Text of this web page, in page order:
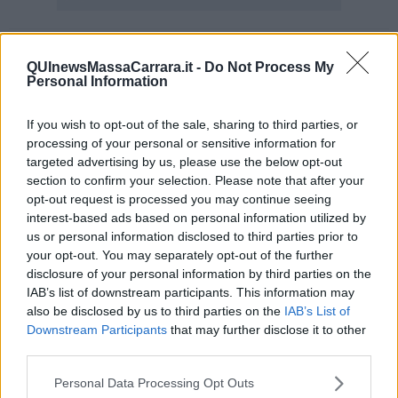
QUInewsMassaCarrara.it - Do Not Process My
Personal Information
If you wish to opt-out of the sale, sharing to third parties, or
processing of your personal or sensitive information for
targeted advertising by us, please use the below opt-out
section to confirm your selection. Please note that after your
opt-out request is processed you may continue seeing
interest-based ads based on personal information utilized by
us or personal information disclosed to third parties prior to
your opt-out. You may separately opt-out of the further
disclosure of your personal information by third parties on the
IAB’s list of downstream participants. This information may
also be disclosed by us to third parties on the IAB’s List of
Downstream Participants that may further disclose it to other
Personal Data Processing Opt Outs
Se vuoi leggere le notizie principali della Toscana iscriviti alla
Newsletter QUInews - ToscanaMedia.Arriva gratis tutti i giorni
alle 20:00 direttamente nella tua casella di posta.
Basta cliccare QUI
Ti potrebbe interessare anche:
Articoli dal Blog “Parole milonguere” di Maria Caruso
Diario di una tanghera
Il tanguero che entra in pista
Sedotti e abbandonati nel tango argentino
Personalità tanguera
Il kamasutango
Dove andiamo stasera?
10 cose da non dire a fine tanda
Il tanghero odioso
La politica nel tango argentino